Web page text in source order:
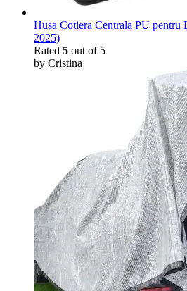
Husa Cotiera Centrala PU pentru
2025)
Rated 5 out of 5
by Cristina